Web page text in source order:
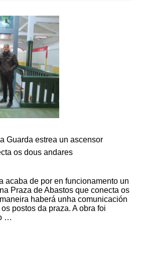
Guarda estrea un ascensor
os dous andares
acaba de por en funcionamento un
Praza de Abastos que conecta os
haberá unha comunicación
postos da praza. A obra foi
…